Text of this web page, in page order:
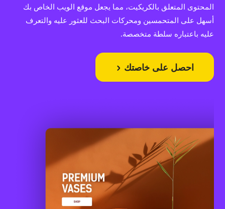
المحتوى المتعلق بالكريكيت، مما يجعل موقع الويب الخاص بك
أسهل على المتحمسين ومحركات البحث للعثور عليه والتعرف
عليه باعتباره سلطة متخصصة.
احصل على خاصتك